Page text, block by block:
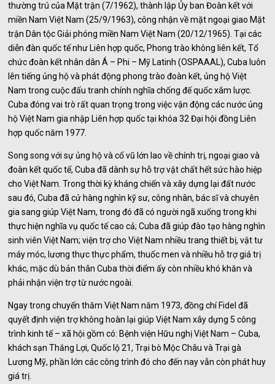
thường trú của Mặt trận (7/1962), thành lập Ủy ban Đoàn kết với
miền Nam Việt Nam (25/9/1963), công nhận về mặt ngoại giao Mặt
trận Dân tộc Giải phóng miền Nam Việt Nam (20/12/1965). Tại các
diễn đàn quốc tế như Liên hợp quốc, Phong trào không liên kết, Tổ
chức đoàn kết nhân dân Á – Phi – Mỹ Latinh (OSPAAAL), Cuba luôn
lên tiếng ủng hộ và phát động phong trào đoàn kết, ủng hộ Việt
Nam trong cuộc đấu tranh chính nghĩa chống đế quốc xâm lược.
Cuba đóng vai trò rất quan trọng trong việc vận động các nước ủng
hộ Việt Nam gia nhập Liên hợp quốc tại khóa 32 Đại hội đồng Liên
hợp quốc năm 1977.
Song song với sự ủng hộ và cổ vũ lớn lao về chính trị, ngoại giao và
đoàn kết quốc tế, Cuba đã dành sự hỗ trợ vật chất hết sức hào hiệp
cho Việt Nam. Trong thời kỳ kháng chiến và xây dựng lại đất nước
sau đó, Cuba đã cử hàng nghìn kỹ sư, công nhân, bác sĩ và chuyên
gia sang giúp Việt Nam, trong đó đã có người ngã xuống trong khi
thực hiện nghĩa vụ quốc tế cao cả; Cuba đã giúp đào tạo hàng nghìn
sinh viên Việt Nam; viện trợ cho Việt Nam nhiều trang thiết bị, vật tư
máy móc, lương thực thực phẩm, thuốc men và nhiều hỗ trợ giá trị
khác, mặc dù bản thân Cuba thời điểm ấy còn nhiều khó khăn và
phải nhận viện trợ từ nước ngoài.
Ngay trong chuyến thăm Việt Nam năm 1973, đồng chí Fidel đã
quyết định viện trợ không hoàn lại giúp Việt Nam xây dựng 5 công
trình kinh tế – xã hội gồm có: Bệnh viện Hữu nghị Việt Nam – Cuba,
khách sạn Thắng Lợi, Quốc lộ 21, Trại bò Mộc Châu và Trại gà
Lương Mỹ, phần lớn các công trình đó cho đến nay vẫn còn phát huy
giá trị.